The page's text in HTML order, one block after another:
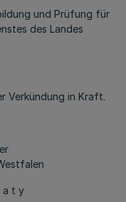
und Prüfung für
des Landes
Verkündung in Kraft.
a t y